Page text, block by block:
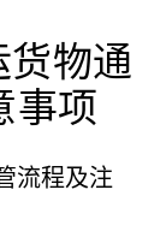
货物通
事项
流程及注